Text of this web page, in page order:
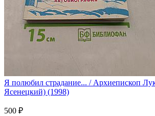
Я полюбил страдание... / Архиепископ
Ясенецкий) (1998)
500 ₽